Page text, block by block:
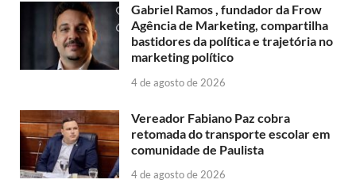
Gabriel Ramos , fundador da Frow
Agência de Marketing, compartilha
bastidores da política e trajetória no
marketing político
4 de agosto de 2026
Vereador Fabiano Paz cobra
retomada do transporte escolar em
comunidade de Paulista
4 de agosto de 2026